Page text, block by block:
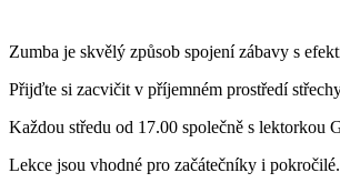
Zumba je skvělý způsob spojení zábavy s
Přijďte si zacvičit v příjemném prostředí
Každou středu od 17.00 společně s lektorkou
Lekce jsou vhodné pro začátečníky i pokročilé.